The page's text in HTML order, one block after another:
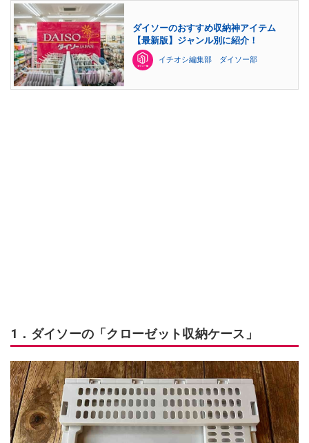
ダイソーのおすすめ収納神アイテム
【最新版】ジャンル別に紹介！
イチオシ編集部 ダイソー部
1．ダイソーの「クローゼット収納ケース」